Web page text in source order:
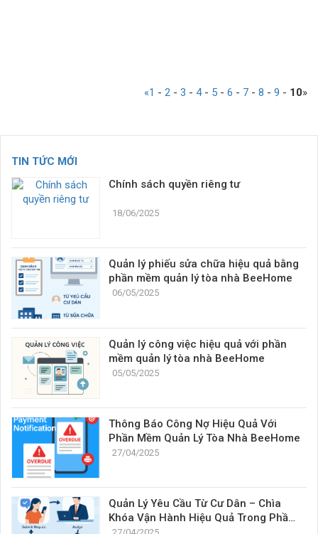
«1 - 2 - 3 - 4- 5 - 6 - 7 - 8 - 9 - 10»
TIN TỨC MỚI
Chính sách quyền riêng tư
18/06/2025
Quản lý phiếu sửa chữa hiệu quả bằng
phần mềm quản lý tòa nhà BeeHome
06/05/2025
Quản lý công việc hiệu quả với phần
mềm quản lý tòa nhà BeeHome
05/05/2025
Thông Báo Công Nợ Hiệu Quả Với
Phần Mềm Quản Lý Tòa Nhà BeeHome
27/04/2025
Quản Lý Yêu Cầu Từ Cư Dân – Chìa
Khóa Vận Hành Hiệu Quả Trong Phần